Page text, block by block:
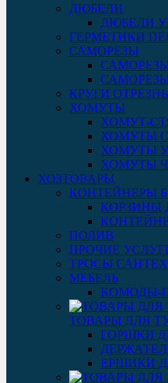
ДЮБЕЛИ
ДЮБЕЛИ
ГЕРМЕТИКИ
САМОРЕЗЫ
КРУГИ
ХОМУТЫ
ХОМУТ-
ХОМУТЫ
ХОМУТЫ
ХОМУТЫ
ХОЗТОВАРЫ
КОНТЕЙНЕРЫ
КОРЗИНЫ
ПОЛИВ
ПРОЧИЕ
ТРОСЫ
МЕБЕЛЬ
КОМОДЫ-
ТОВАРЫ ДЛЯ
ГОРШКИ
ЕРШИКИ